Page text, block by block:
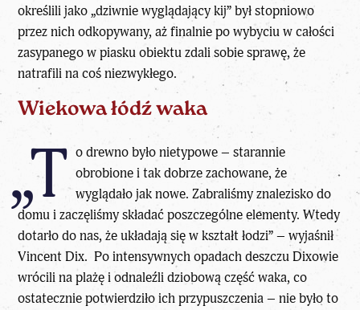
określili jako „dziwnie wyglądający kij” był stopniowo
przez nich odkopywany, aż finalnie po wybyciu w całości
zasypanego w piasku obiektu zdali sobie sprawę, że
natrafili na coś niezwykłego.
Wiekowa łódź waka
„T o drewno było nietypowe – starannie
obrobione i tak dobrze zachowane, że
wyglądało jak nowe. Zabraliśmy znalezisko do
domu i zaczęliśmy składać poszczególne elementy. Wtedy
dotarło do nas, że układają się w kształt łodzi” – wyjaśnił
Vincent Dix. Po intensywnych opadach deszczu Dixowie
wrócili na plażę i odnaleźli dziobową część waka, co
ostatecznie potwierdziło ich przypuszczenia – nie było to